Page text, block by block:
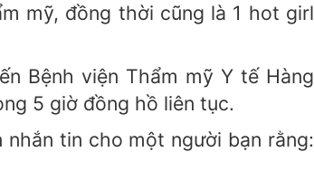
mỹ, đồng thời cũng là 1 hot girl
Bệnh viện Thẩm mỹ Y tế Hàng
5 giờ đồng hồ liên tục.
tin cho một người bạn rằng: